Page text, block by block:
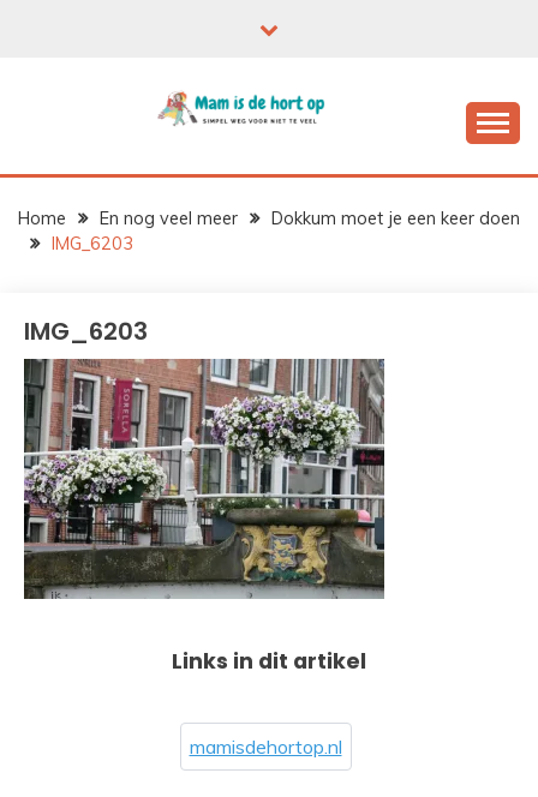
Home En nog veel meer
Dokkum moet je een keer doen
IMG_6203
IMG_6203
Links in dit artikel
mamisdehortop.nl